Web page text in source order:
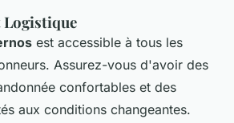
est accessible à tous les
Assurez-vous d'avoir des
confortables et des
aux conditions changeantes.